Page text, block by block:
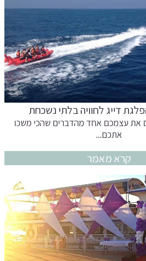
דייג לחוויה בלתי נשכחת
את עצמכם אחד מהדברים שהכי משכו
אתכם...
קרא מאמר